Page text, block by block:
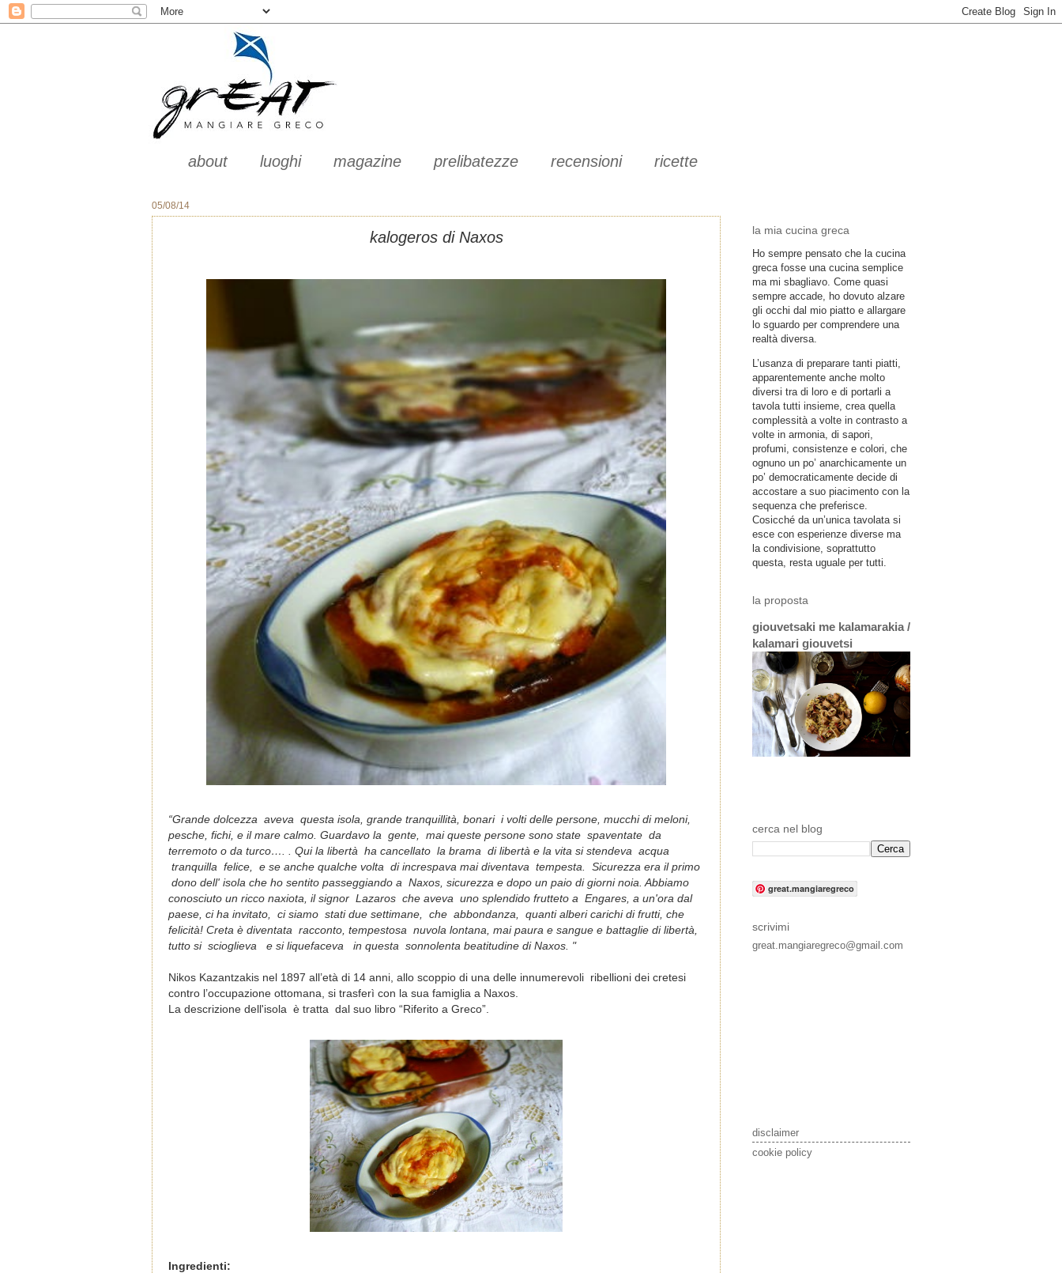
about luoghi magazine prelibatezze recensioni ricette
05/08/14
kalogeros di Naxos
“Grande dolcezza aveva questa isola, grande tranquillità, bonari i volti delle persone, mucchi di meloni,
pesche, fichi, e il mare calmo. Guardavo la gente, mai queste persone sono state spaventate da
terremoto o da turco…. . Qui la libertà ha cancellato la brama di libertà e la vita si stendeva acqua
tranquilla felice, e se anche qualche volta di increspava mai diventava tempesta. Sicurezza era il primo
dono dell' isola che ho sentito passeggiando a Naxos, sicurezza e dopo un paio di giorni noia. Abbiamo
conosciuto un ricco naxiota, il signor Lazaros che aveva uno splendido frutteto a Engares, a un'ora dal
paese, ci ha invitato, ci siamo stati due settimane, che abbondanza, quanti alberi carichi di frutti, che
felicità! Creta è diventata racconto, tempestosa nuvola lontana, mai paura e sangue e battaglie di libertà,
tutto si scioglieva e si liquefaceva in questa sonnolenta beatitudine di Naxos. "
Nikos Kazantzakis nel 1897 all’età di 14 anni, allo scoppio di una delle innumerevoli ribellioni dei cretesi
contro l’occupazione ottomana, si trasferì con la sua famiglia a Naxos.
La descrizione dell'isola è tratta dal suo libro “Riferito a Greco”.
Ingredienti:
la mia cucina greca
Ho sempre pensato che la cucina
greca fosse una cucina semplice
ma mi sbagliavo. Come quasi
sempre accade, ho dovuto alzare
gli occhi dal mio piatto e allargare
lo sguardo per comprendere una
realtà diversa.
L’usanza di preparare tanti piatti,
apparentemente anche molto
diversi tra di loro e di portarli a
tavola tutti insieme, crea quella
complessità a volte in contrasto a
volte in armonia, di sapori,
profumi, consistenze e colori, che
ognuno un po’ anarchicamente un
po’ democraticamente decide di
accostare a suo piacimento con la
sequenza che preferisce.
Cosicché da un’unica tavolata si
esce con esperienze diverse ma
la condivisione, soprattutto
questa, resta uguale per tutti.
la proposta
giouvetsaki me kalamarakia /
kalamari giouvetsi
cerca nel blog
great.mangiaregreco
scrivimi
great.mangiaregreco@gmail.com
disclaimer
cookie policy